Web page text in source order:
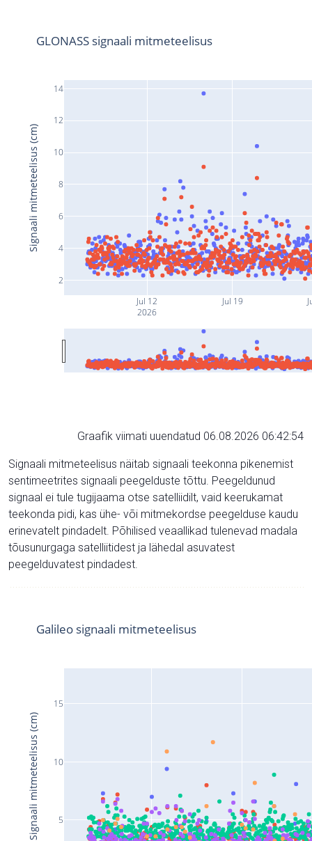
Jul 12
2026
Jul 19
2
4
6
8
10
12
14
GLONASS signaali mitmeteelisus
Signaali mitmeteelisus (cm)
Graafik viimati uuendatud 06.08.2026 06:42:54
Signaali mitmeteelisus näitab signaali teekonna pikenemist
sentimeetrites signaali peegelduste tõttu. Peegeldunud
signaal ei tule tugijaama otse satelliidilt, vaid keerukamat
teekonda pidi, kas ühe- või mitmekordse peegelduse kaudu
erinevatelt pindadelt. Põhilised veaallikad tulenevad madala
tõusunurgaga satelliitidest ja lähedal asuvatest
peegelduvatest pindadest.
5
10
15
Galileo signaali mitmeteelisus
Signaali mitmeteelisus (cm)